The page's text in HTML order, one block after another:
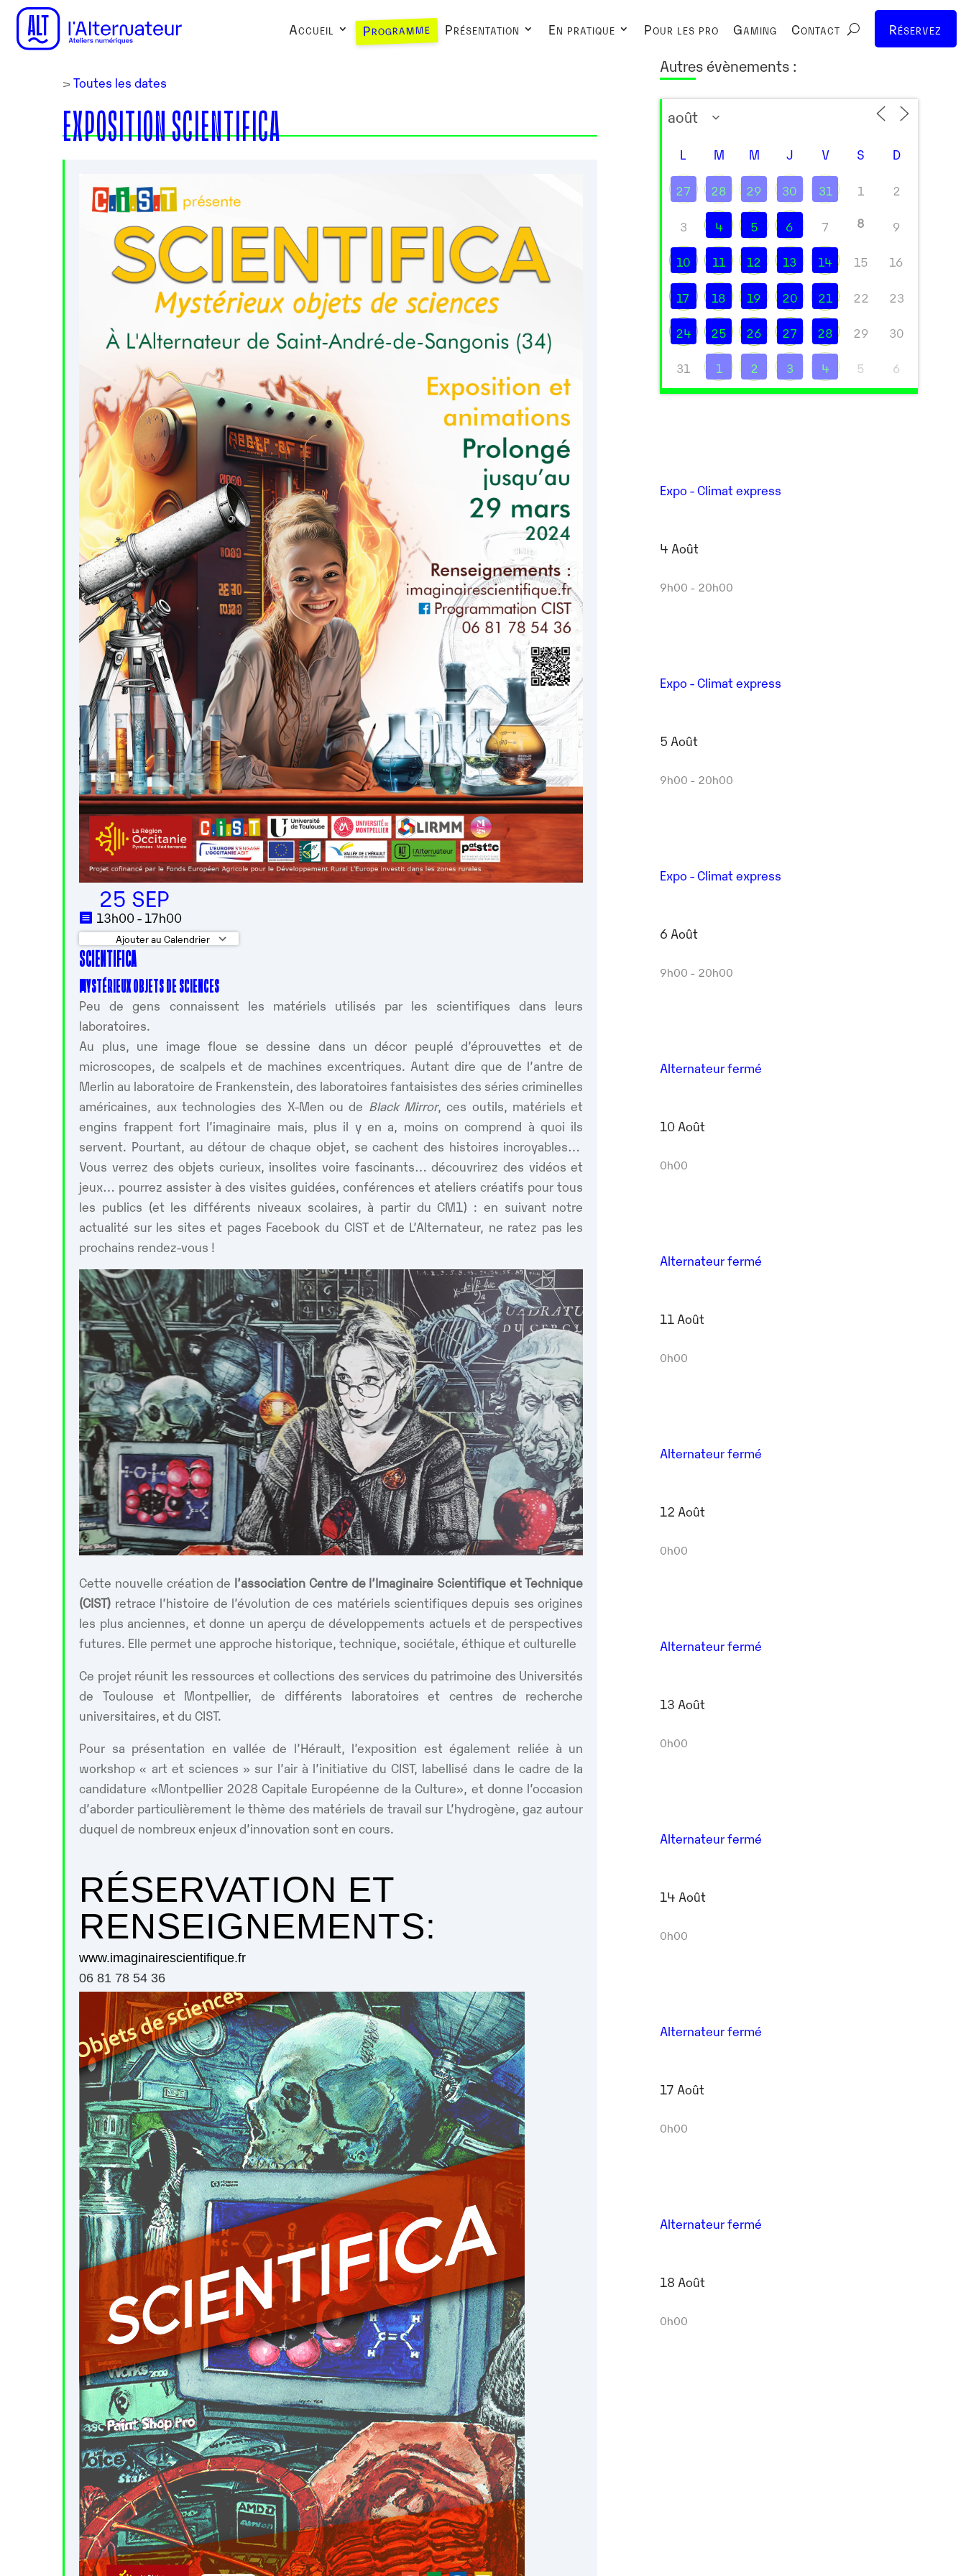
Accueil Programme Présentation En pratique Pour les pro Gaming Contact Réservez
> Toutes les dates
EXPOSITION SCIENTIFICA
25 SEP
13h00 - 17h00
Ajouter au Calendrier
Télécharger ICS
SCIENTIFICA
MYSTÉRIEUX OBJETS DE SCIENCES
Peu de gens connaissent les matériels utilisés par les scientifiques dans leurs
laboratoires.
Au plus, une image floue se dessine dans un décor peuplé d’éprouvettes et de
microscopes, de scalpels et de machines excentriques. Autant dire que de l’antre de
Merlin au laboratoire de Frankenstein, des laboratoires fantaisistes des séries criminelles
américaines, aux technologies des X-Men ou de Black Mirror, ces outils, matériels et
engins frappent fort l’imaginaire mais, plus il y en a, moins on comprend à quoi ils
servent. Pourtant, au détour de chaque objet, se cachent des histoires incroyables…
Vous verrez des objets curieux, insolites voire fascinants… découvrirez des vidéos et
jeux… pourrez assister à des visites guidées, conférences et ateliers créatifs pour tous
les publics (et les différents niveaux scolaires, à partir du CM1) : en suivant notre
actualité sur les sites et pages Facebook du CIST et de L’Alternateur, ne ratez pas les
prochains rendez-vous !
Cette nouvelle création de l’association Centre de l’Imaginaire Scientifique et Technique
(CIST) retrace l’histoire de l’évolution de ces matériels scientifiques depuis ses origines
les plus anciennes, et donne un aperçu de développements actuels et de perspectives
futures. Elle permet une approche historique, technique, sociétale, éthique et culturelle
Ce projet réunit les ressources et collections des services du patrimoine des Universités
de Toulouse et Montpellier, de différents laboratoires et centres de recherche
universitaires, et du CIST.
Pour sa présentation en vallée de l’Hérault, l’exposition est également reliée à un
workshop « art et sciences » sur l’air à l’initiative du CIST, labellisé dans le cadre de la
candidature «Montpellier 2028 Capitale Européenne de la Culture», et donne l’occasion
d’aborder particulièrement le thème des matériels de travail sur L’hydrogène, gaz autour
duquel de nombreux enjeux d’innovation sont en cours.
RÉSERVATION ET
RENSEIGNEMENTS:
www.imaginairescientifique.fr
06 81 78 54 36
Autres évènements :
L M M J V S D
27 28 29 30 31 1 2
3 4 5 6 7 8 9
10 11 12 13 14 15 16
17 18 19 20 21 22 23
24 25 26 27 28 29 30
31 1 2 3 4 5 6
Expo - Climat express
4 Août
9h00 - 20h00
Expo - Climat express
5 Août
9h00 - 20h00
Expo - Climat express
6 Août
9h00 - 20h00
Alternateur fermé
10 Août
0h00
Alternateur fermé
11 Août
0h00
Alternateur fermé
12 Août
0h00
Alternateur fermé
13 Août
0h00
Alternateur fermé
14 Août
0h00
Alternateur fermé
17 Août
0h00
Alternateur fermé
18 Août
0h00